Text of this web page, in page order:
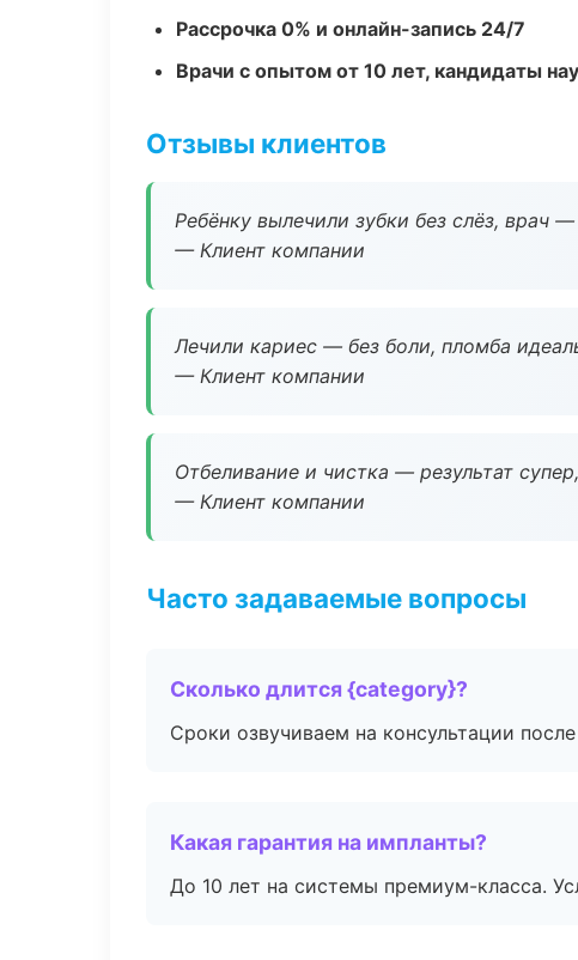
Рассрочка 0% и онлайн-запись 24/7
Врачи с опытом от 10 лет, кандидаты
Отзывы клиентов
Ребёнку вылечили зубки без слёз, врач
— Клиент компании
Лечили кариес — без боли, пломба
— Клиент компании
Отбеливание и чистка — результат
— Клиент компании
Часто задаваемые вопросы
Сколько длится {category}?
Сроки озвучиваем на консультации
Какая гарантия на импланты?
До 10 лет на системы премиум-класса.